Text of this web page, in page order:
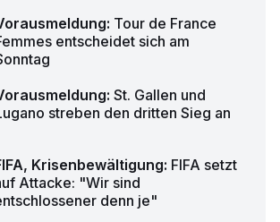
: Tour de France
entscheidet sich am
: St. Gallen und
streben den dritten Sieg an
Krisenbewältigung: FIFA setzt
Attacke: "Wir sind
denn je"